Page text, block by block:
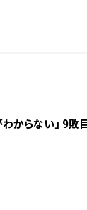
からない」 9敗